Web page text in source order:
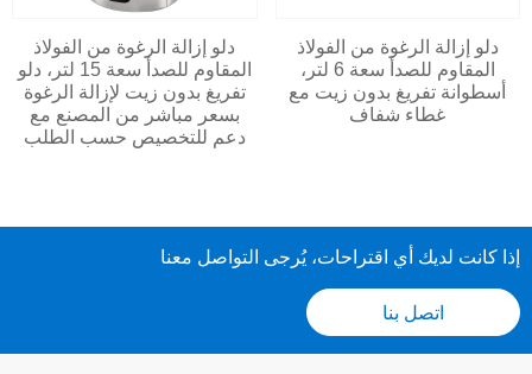
دلو إزالة الرغوة من الفولاذ
المقاوم للصدأ سعة 15 لتر، دلو
تفريغ بدون زيت لإزالة الرغوة
بسعر مباشر من المصنع مع
دعم للتخصيص حسب الطلب
دلو إزالة الرغوة من الفولاذ
المقاوم للصدأ سعة 6 لتر،
أسطوانة تفريغ بدون زيت مع
غطاء شفاف
إذا كانت لديك أي اقتراحات، يُرجى التواصل معنا
اتصل بنا